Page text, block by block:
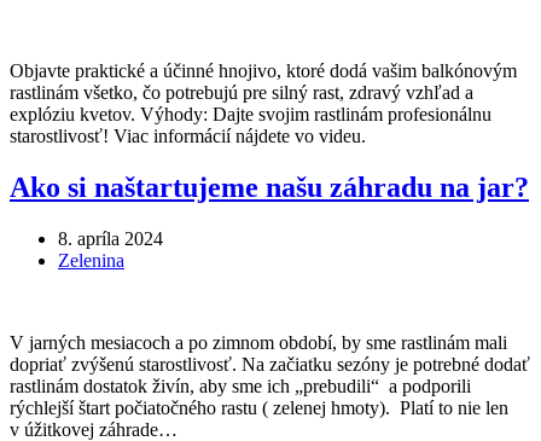
Objavte praktické a účinné hnojivo, ktoré dodá vašim balkónovým
rastlinám všetko, čo potrebujú pre silný rast, zdravý vzhľad a
explóziu kvetov. Výhody: Dajte svojim rastlinám profesionálnu
starostlivosť! Viac informácií nájdete vo videu.
Ako si naštartujeme našu záhradu na jar?
8. apríla 2024
Zelenina
V jarných mesiacoch a po zimnom období, by sme rastlinám mali
dopriať zvýšenú starostlivosť. Na začiatku sezóny je potrebné dodať
rastlinám dostatok živín, aby sme ich „prebudili“ a podporili
rýchlejší štart počiatočného rastu ( zelenej hmoty). Platí to nie len
v úžitkovej záhrade…